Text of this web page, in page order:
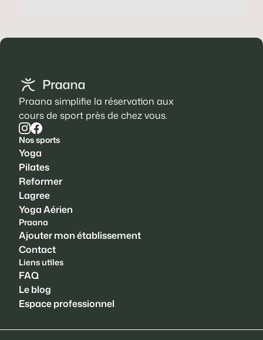
Praana simplifie la réservation aux
cours de sport près de chez vous.
Nos sports
Yoga
Pilates
Reformer
Lagree
Yoga Aérien
Praana
Ajouter mon établissement
Contact
Liens utiles
FAQ
Le blog
Espace professionnel